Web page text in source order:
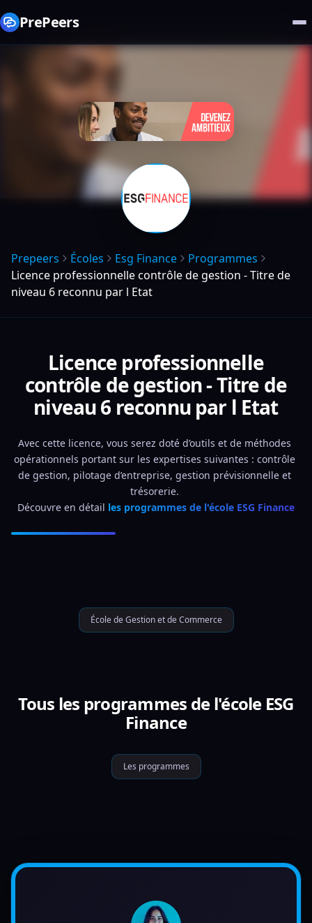
PrePeers
Prepeers Écoles Esg Finance
Programmes
Licence professionnelle contrôle de gestion - Titre de
niveau 6 reconnu par l Etat
Licence professionnelle
contrôle de gestion - Titre de
niveau 6 reconnu par l Etat
Avec cette licence, vous serez doté d’outils et de méthodes
opérationnels portant sur les expertises suivantes : contrôle
de gestion, pilotage d’entreprise, gestion prévisionnelle et
trésorerie.
Découvre en détail les programmes de l'école ESG Finance
École de Gestion et de Commerce
Tous les programmes de l'école ESG
Finance
Les programmes